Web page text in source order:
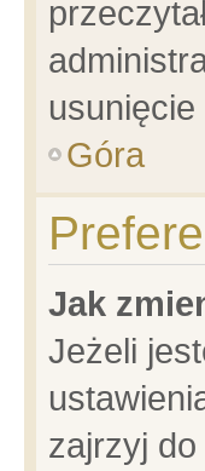
Góra
Jak
Jeżeli
zajrzyj